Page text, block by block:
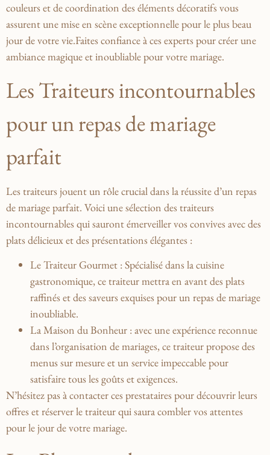
couleurs et de coordination des éléments⁣ décoratifs ⁣vous
assurent une ‍mise ​en scène exceptionnelle​ pour le plus beau⁢
jour de votre vie.Faites confiance à ces‍ experts pour créer‌ une
⁣ambiance magique et inoubliable pour votre‍ mariage.
Les Traiteurs⁢ incontournables
pour un repas de ⁣mariage
parfait
Les traiteurs jouent un ‌rôle‍ crucial dans ⁣la réussite d’un repas
de ‌mariage ‌parfait. Voici une ‍sélection des traiteurs
incontournables qui sauront​ émerveiller ‍vos convives avec des
⁣plats ‌délicieux et des présentations élégantes ⁤:
Le Traiteur Gourmet : ⁣Spécialisé dans⁣ la⁣ cuisine
gastronomique,⁣ ce traiteur mettra en⁤ avant ⁣des plats
raffinés​ et ⁣des saveurs‍ exquises⁤ pour⁣ un repas ‌de mariage
inoubliable.
La⁤ Maison du Bonheur ‌:‍ avec ​une expérience⁣ reconnue
dans⁢ l’organisation de mariages, ce traiteur propose des
menus sur mesure et un⁢ service⁢ impeccable⁣ pour
satisfaire tous les goûts et exigences.
N’hésitez pas à contacter ​ces prestataires‍ pour découvrir ‌leurs
offres et réserver le traiteur qui saura combler ⁢vos attentes
pour‌ le ⁣jour de votre mariage.